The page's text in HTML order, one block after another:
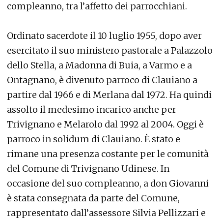
compleanno, tra l’affetto dei parrocchiani.
Ordinato sacerdote il 10 luglio 1955, dopo aver
esercitato il suo ministero pastorale a Palazzolo
dello Stella, a Madonna di Buia, a Varmo e a
Ontagnano, è divenuto parroco di Clauiano a
partire dal 1966 e di Merlana dal 1972. Ha quindi
assolto il medesimo incarico anche per
Trivignano e Melarolo dal 1992 al 2004. Oggi è
parroco in solidum di Clauiano. È stato e
rimane una presenza costante per le comunità
del Comune di Trivignano Udinese. In
occasione del suo compleanno, a don Giovanni
è stata consegnata da parte del Comune,
rappresentato dall’assessore Silvia Pellizzari e